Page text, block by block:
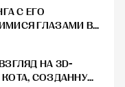
С ЕГО
ГЛАЗАМИ В
КРУТО
НА 3D-
СОЗДАННУЮ